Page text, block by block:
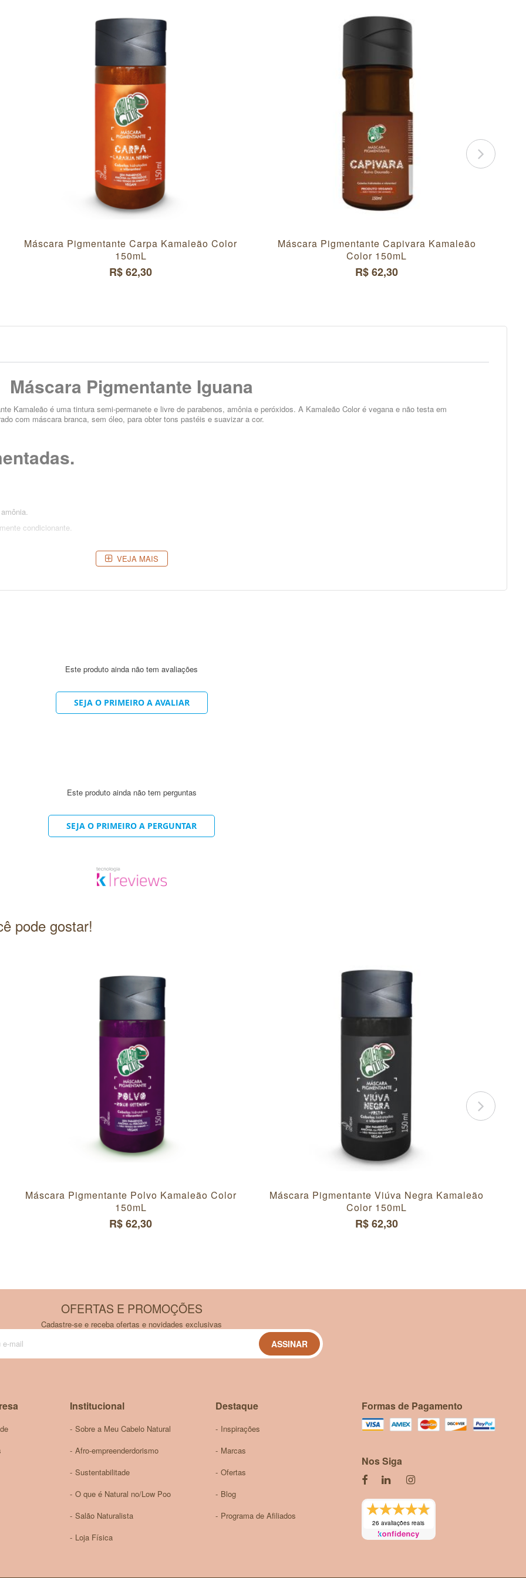
Máscara Pigmentante Carpa Kamaleão Color
150mL
R$ 62,30
Máscara Pigmentante Capivara Kamaleão
Color 150mL
R$ 62,30
Máscara Pigmentante Iguana
Kamaleão é uma tintura semi-permanete e livre de parabenos, amônia e peróxidos. A Kamaleão Color é vegana e não testa em
com máscara branca, sem óleo, para obter tons pastéis e suavizar a cor.
condicionante.
retirada do excesso de produto.
Pode conter: 16255, 42090, 60730, 74160, 75100, 777266.
VEJA MAIS
Este produto ainda não tem avaliações
SEJA O PRIMEIRO A AVALIAR
Este produto ainda não tem perguntas
SEJA O PRIMEIRO A PERGUNTAR
pode gostar!
Máscara Pigmentante Polvo Kamaleão Color
150mL
R$ 62,30
Máscara Pigmentante Viúva Negra Kamaleão
Color 150mL
R$ 62,30
OFERTAS E PROMOÇÕES
Cadastre-se e receba ofertas e novidades exclusivas
ASSINAR
Institucional
Sobre a Meu Cabelo Natural
Afro-empreenderdorismo
Sustentabilitade
O que é Natural no/Low Poo
Salão Naturalista
Loja Física
Destaque
Inspirações
Marcas
Ofertas
Blog
Programa de Afiliados
Formas de Pagamento
Nos Siga
26 avaliações reais